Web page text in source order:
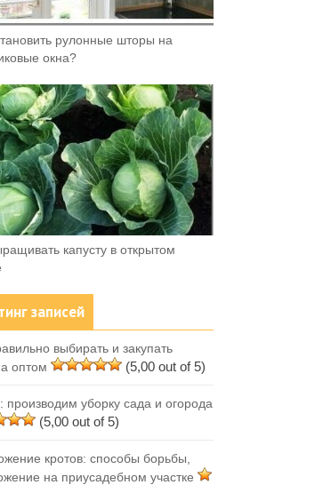
рулонные шторы на
окна?
капусту в открытом
записей
выбирать и закупать
оптом
(5,00 out of 5)
производим уборку сада и огорода
(5,00 out of 5)
кротов: способы борьбы,
на приусадебном участке